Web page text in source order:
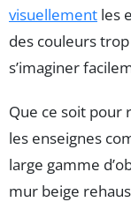
visuellement les
des couleurs
s’imaginer
Que ce soit pour
les enseignes
large gamme
mur beige